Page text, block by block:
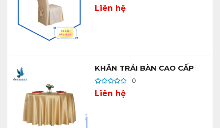
Liên hệ
KHĂN TRẢI BÀN CAO CẤP
0
Liên hệ